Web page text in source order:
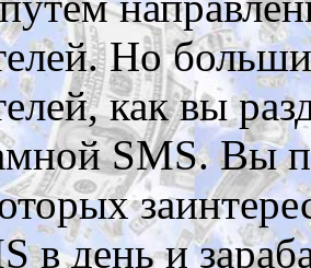
Но
как вы
SMS. Вы
в день и